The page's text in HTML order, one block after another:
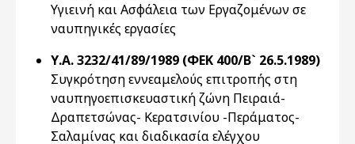
Υγιεινή και Ασφάλεια των Εργαζομένων σε
ναυπηγικές εργασίες
Υ.Α. 3232/41/89/1989 (ΦΕΚ 400/Β` 26.5.1989)
Συγκρότηση εννεαμελούς επιτροπής στη
ναυπηγοεπισκευαστική ζώνη Πειραιά-
Δραπετσώνας- Κερατσινίου -Περάματος-
Σαλαμίνας και διαδικασία ελέγχου